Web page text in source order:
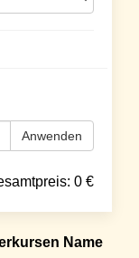
Anwenden
0 €
Name